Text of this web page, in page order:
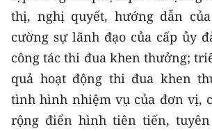
TIN MỚI
TIN ĐỊA PHƯƠNG
Trung du và miền núi phía Bắc
Đồng bằng sông Hồng
thị, nghị quyết, hướng dẫn
cường sự lãnh đạo của cấp ủy
công tác thi đua khen thưởng;
quả hoạt động thi đua khen
tình hình nhiệm vụ của đơn vị,
rộng điển hình tiên tiến,